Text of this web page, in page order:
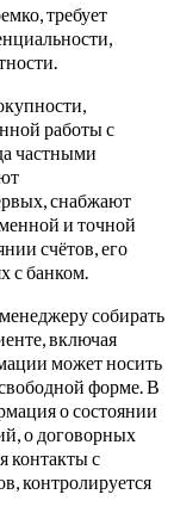
требует
работы с
частными
снабжают
и точной
счётов, его
с банком.
собирать
включая
может носить
форме. В
о состоянии
о договорных
контакты с
контролируется